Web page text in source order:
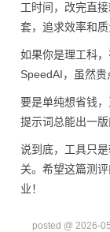
工时间，改完直
套，追求效率和
如果你是理工科
SpeedAI，虽然贵
要是单纯想省钱
提示词总能出一
说到底，工具只
关。希望这篇测
业！
posted @ 2026-